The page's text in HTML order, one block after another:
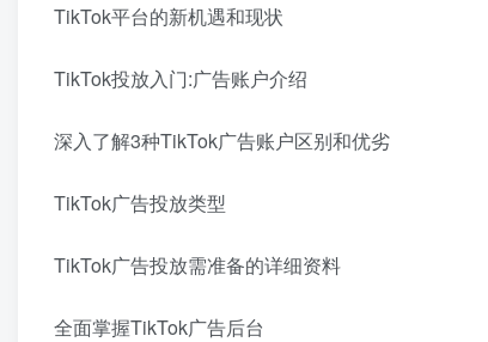
TikTok平台的新机遇和现状
TikTok投放入门:广告账户介绍
深入了解3种TikTok广告账户区别和优劣
TikTok广告投放类型
TikTok广告投放需准备的详细资料
全面掌握TikTok广告后台